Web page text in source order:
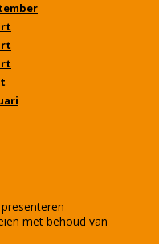
met behoud van